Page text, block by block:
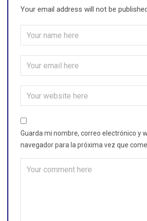
Your email address will not be
Guarda mi nombre, correo electrónico y
navegador para la próxima vez que